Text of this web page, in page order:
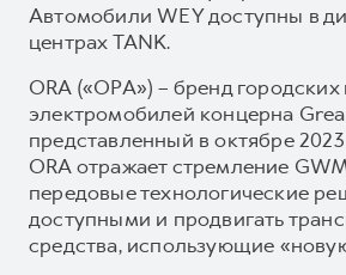
Автомобили WEY доступны в
центрах TANK.
ORA («ОРА») – бренд
электромобилей концерна
представленный в октябре
ORA отражает стремление
передовые технологические
доступными и продвигать
средства, использующие